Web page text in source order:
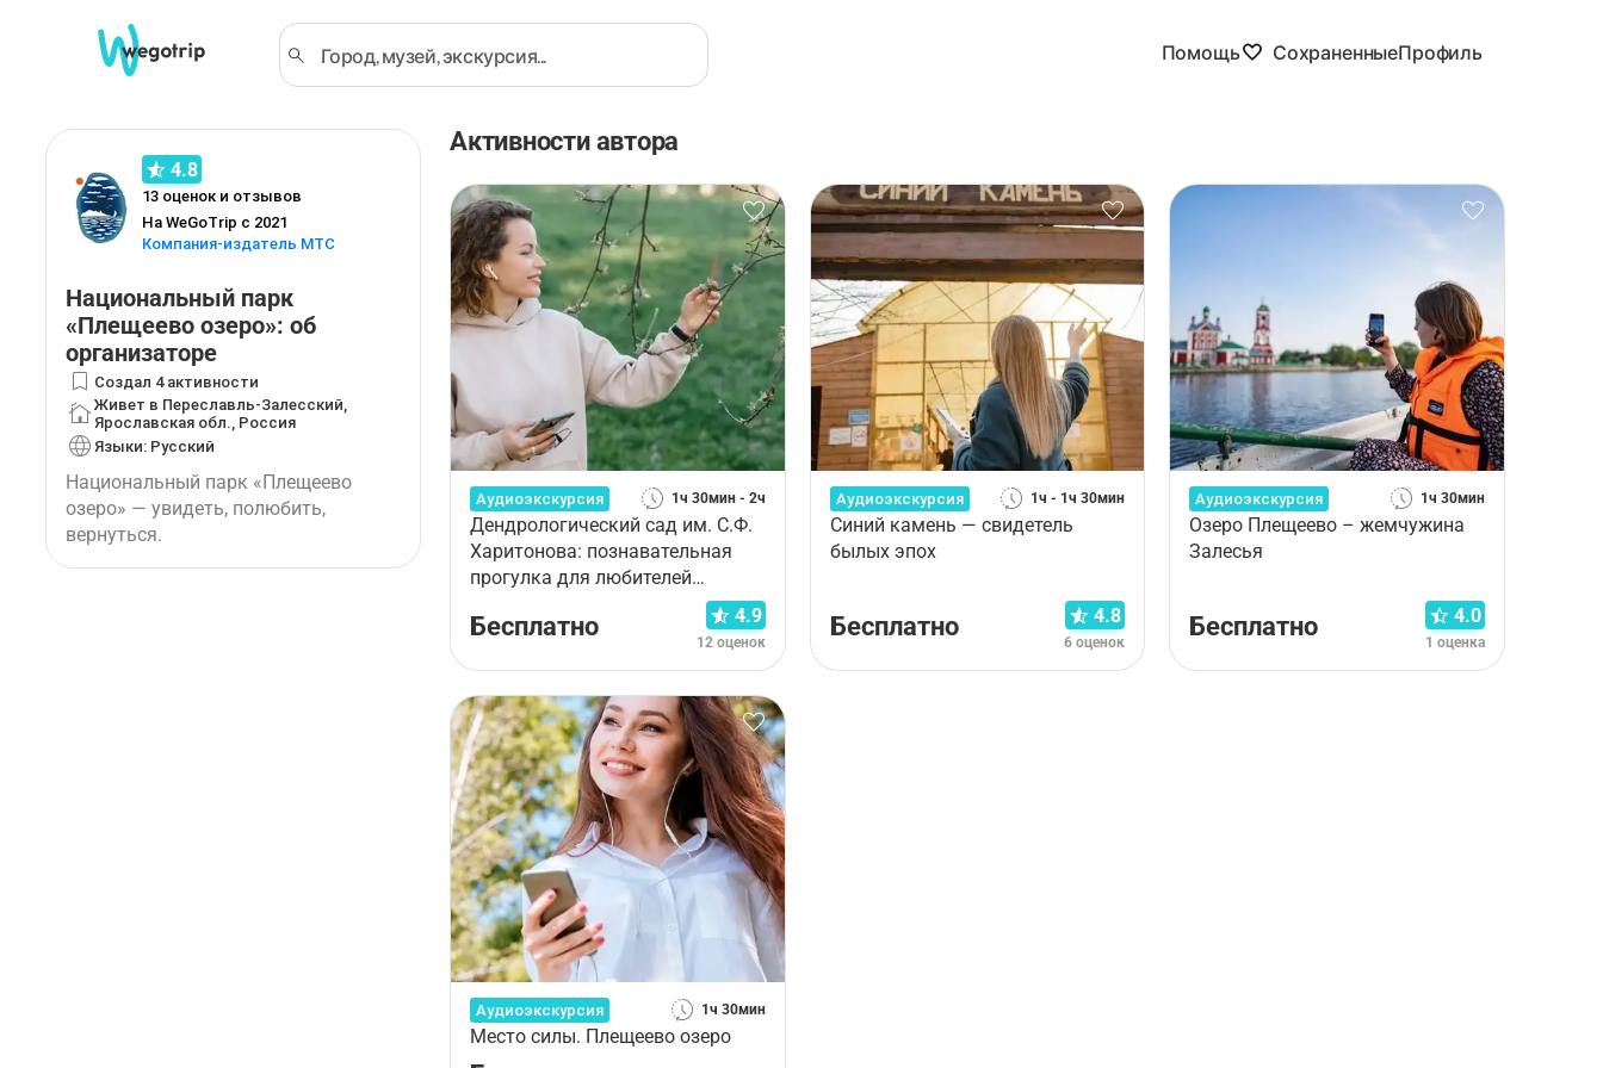
Помощь СохраненныеПрофиль
4.8
13 оценок и отзывов
На WeGoTrip с 2021
Компания-издатель МТС
Национальный парк
«Плещеево озеро»: об
организаторе
Создал 4 активности
Живет в Переславль-Залесский,
Ярославская обл., Россия
Языки: Русский
Национальный парк «Плещеево
озеро» — увидеть, полюбить,
вернуться.
Активности автора
Аудиоэкскурсия 1ч 30мин - 2ч
Дендрологический сад им. С.Ф.
Харитонова: познавательная
прогулка для любителей
Бесплатно 4.9
12 оценок
Аудиоэкскурсия 1ч - 1ч 30мин
Синий камень — свидетель
былых эпох
Бесплатно 4.8
6 оценок
Аудиоэкскурсия 1ч 30мин
Озеро Плещеево – жемчужина
Залесья
Бесплатно 4.0
1 оценка
Аудиоэкскурсия 1ч 30мин
Место силы. Плещеево озеро